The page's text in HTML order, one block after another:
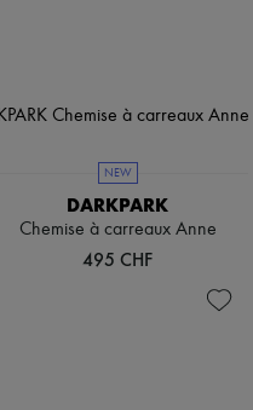
NEW
DARKPARK
Chemise à carreaux Anne
495 CHF